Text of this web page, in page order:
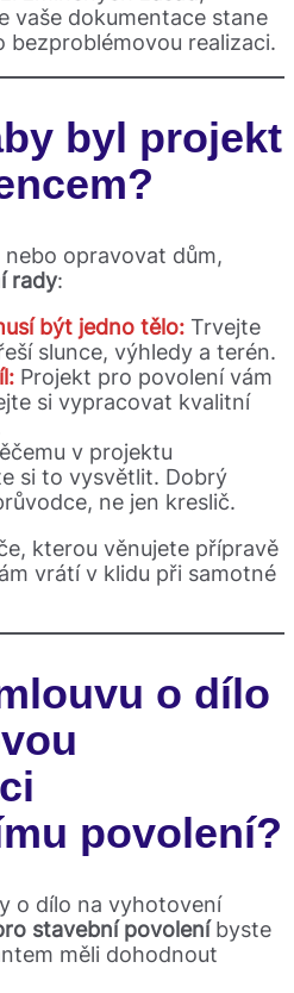
vaše dokumentace stane
bezproblémovou realizaci.
byl projekt
opravovat dům,
rady:
být jedno tělo: Trvejte
slunce, výhledy a terén.
Projekt pro povolení vám
si vypracovat kvalitní
v projektu
si to vysvětlit. Dobrý
ne jen kreslič.
kterou věnujete přípravě
vrátí v klidu při samotné
o dílo
povolení?
o dílo na vyhotovení
stavební povoleníbyste
měli dohodnout